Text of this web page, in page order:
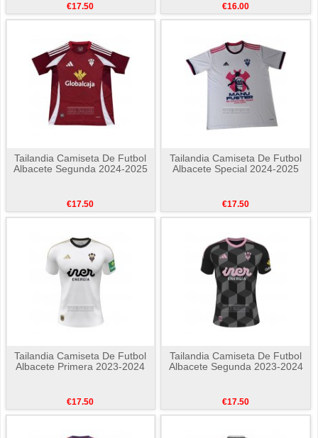
€17.50 €16.00
Tailandia Camiseta De Futbol
Albacete Segunda 2024-2025
€17.50
Tailandia Camiseta De Futbol
Albacete Special 2024-2025
€17.50
Tailandia Camiseta De Futbol
Albacete Primera 2023-2024
€17.50
Tailandia Camiseta De Futbol
Albacete Segunda 2023-2024
€17.50